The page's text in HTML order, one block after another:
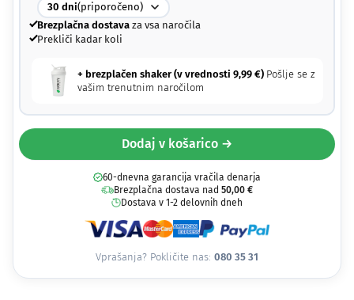
30 dni(priporočeno)
Brezplačna dostavaza vsa naročila
Prekliči kadar koli
+ brezplačen shaker (v vrednosti 9,99 €) Pošlje se z
vašim trenutnim naročilom
Dodaj v košarico →
60-dnevna garancija vračila denarja
Brezplačna dostava nad 50,00 €
Dostava v 1-2 delovnih dneh
Vprašanja? Pokličite nas: 080 35 31